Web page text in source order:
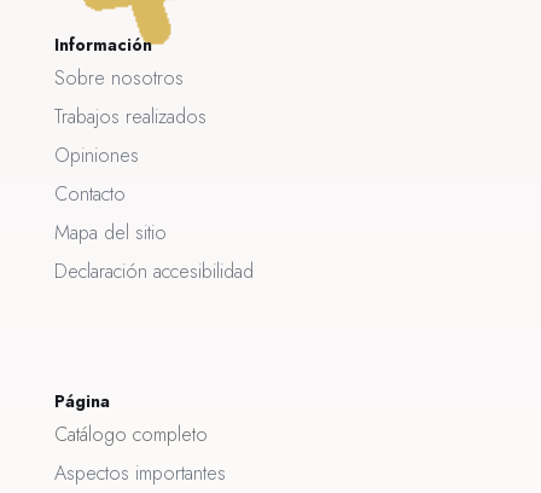
Información
Sobre nosotros
Trabajos realizados
Opiniones
Contacto
Mapa del sitio
Declaración accesibilidad
Página
Catálogo completo
Aspectos importantes